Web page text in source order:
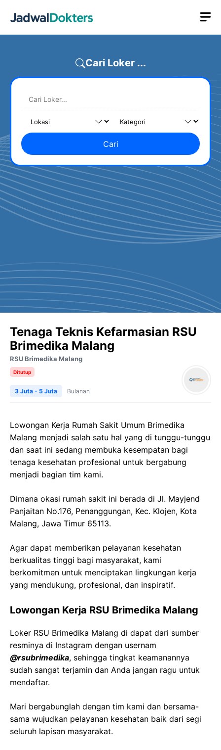
Cari Loker ...
Cari
Tenaga Teknis Kefarmasian RSU
Brimedika Malang
RSU Brimedika Malang
Ditutup
3 Juta - 5 Juta Bulanan
Lowongan Kerja Rumah Sakit Umum Brimedika
Malang menjadi salah satu hal yang di tunggu-tunggu
dan saat ini sedang membuka kesempatan bagi
tenaga kesehatan profesional untuk bergabung
menjadi bagian tim kami.
Dimana okasi rumah sakit ini berada di Jl. Mayjend
Panjaitan No.176, Penanggungan, Kec. Klojen, Kota
Malang, Jawa Timur 65113.
Agar dapat memberikan pelayanan kesehatan
berkualitas tinggi bagi masyarakat, kami
berkomitmen untuk menciptakan lingkungan kerja
yang mendukung, profesional, dan inspiratif.
Lowongan Kerja RSU Brimedika Malang
Loker RSU Brimedika Malang di dapat dari sumber
resminya di Instagram dengan usernam
@rsubrimedika, sehingga tingkat keamanannya
sudah sangat terjamin dan Anda jangan ragu untuk
mendaftar.
Mari bergabunglah dengan tim kami dan bersama-
sama wujudkan pelayanan kesehatan baik dari segi
seluruh lapisan masyarakat.